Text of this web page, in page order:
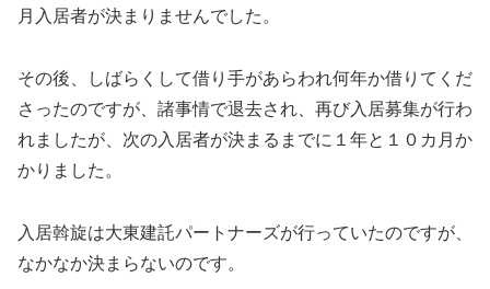
月入居者が決まりませんでした。
その後、しばらくして借り手があらわれ何年か借りてくだ
さったのですが、諸事情で退去され、再び入居募集が行わ
れましたが、次の入居者が決まるまでに１年と１０カ月か
かりました。
入居斡旋は大東建託パートナーズが行っていたのですが、
なかなか決まらないのです。